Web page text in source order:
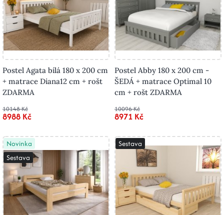
Postel Agata bílá 180 x 200 cm
+ matrace Diana12 cm + rošt
ZDARMA
10148 Kč
8988 Kč
Postel Abby 180 x 200 cm -
ŠEDÁ + matrace Optimal 10
cm + rošt ZDARMA
10096 Kč
8971 Kč
Novinka
Sestava
Sestava